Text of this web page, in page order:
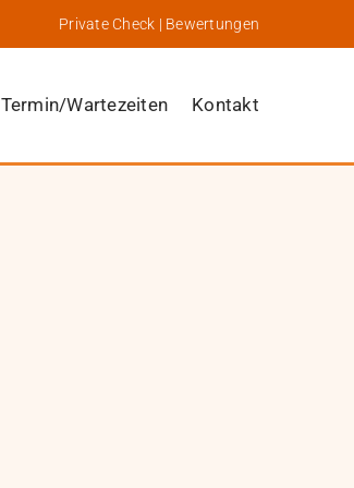
Private Check | Bewertungen
Termin/Wartezeiten Kontakt